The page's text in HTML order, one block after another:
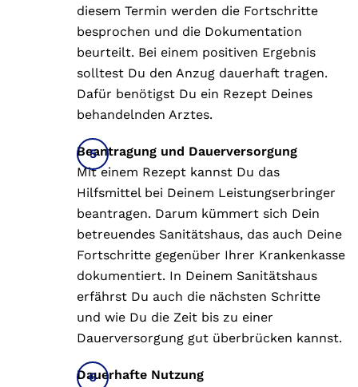
diesem Termin werden die Fortschritte
besprochen und die Dokumentation
beurteilt. Bei einem positiven Ergebnis
solltest Du den Anzug dauerhaft tragen.
Dafür benötigst Du ein Rezept Deines
behandelnden Arztes.
Beantragung und Dauerversorgung
Mit einem Rezept kannst Du das
Hilfsmittel bei Deinem Leistungserbringer
beantragen. Darum kümmert sich Dein
betreuendes Sanitätshaus, das auch Deine
Fortschritte gegenüber Ihrer Krankenkasse
dokumentiert. In Deinem Sanitätshaus
erfährst Du auch die nächsten Schritte
und wie Du die Zeit bis zu einer
Dauerversorgung gut überbrücken kannst.
Dauerhafte Nutzung